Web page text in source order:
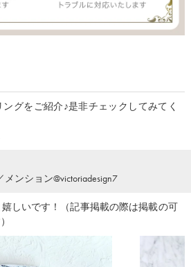
グをご紹介♪是非チェックしてみてく
メンション@victoriadesign7
しいです！（記事掲載の際は掲載の可